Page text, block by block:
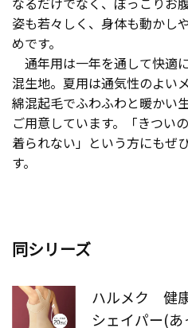
お客様の
姿も若々しく、身体も動かし
めです。
通年用は一年を通して快適
混生地。夏用は通気性のよい
綿混起毛でふわふわと暖かい
ご用意しています。「きつい
着られない」という方にもぜ
す。
同シリーズ
ハルメク 健
シェイパー(あ